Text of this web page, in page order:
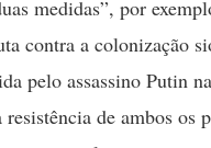
medidas”, por
contra a colonização
pelo assassino Putin
de ambos os